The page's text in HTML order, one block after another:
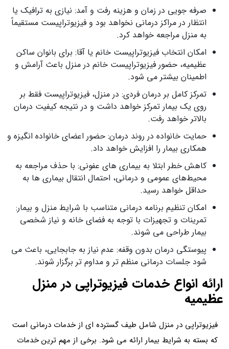
صرفه‌ جویی در زمان و هزینه رفت‌ و‌ آمد: نیازی به ترافیک یا
انتظار در مراکز درمانی نخواهد بود و فیزیوتراپیست مستقیماً
به منزل مراجعه خواهد کرد.
امکان انتخاب فیزیوتراپیست خانم یا آقا: برای بانوان ساکن
عظیمیه، حضور فیزیوتراپیست خانم در منزل باعث آرامش و
اطمینان بیشتر می‌ شود.
تمرکز کامل بر درمان فردی: در منزل، فیزیوتراپیست فقط بر
روی یک بیمار تمرکز خواهد داشت و در نتیجه کیفیت درمان
بالاتر خواهد رفت.
حمایت خانواده در روند درمان: حضور اعضای خانواده انگیزه و
همکاری بیمار را افزایش خواهد داد.
کاهش خطر ابتلا به بیماری‌ های عفونی: با حذف مراجعه به
محیط‌های عمومی و درمانی، احتمال انتقال بیماری‌ ها به
حداقل خواهد رسید.
امکان تنظیم برنامه درمانی متناسب با شرایط منزل و بیمار:
تمرینات و تجهیزات با توجه به فضای خانه و نیاز شخصی
بیمار طراحی می‌ شوند.
پیوستگی درمان بدون وقفه: عدم نیاز به جابجایی، باعث می‌
شود جلسات درمانی منظم‌ تر و مداوم‌ تر برگزار شوند.
ارائه انواع خدمات فیزیوتراپی در منزل
عظیمیه
فیزیوتراپی در منزل شامل طیف گسترده ای از خدمات درمانی است
که بسته به شرایط بیمار ارائه می شود. برخی از مهم ترین خدمات